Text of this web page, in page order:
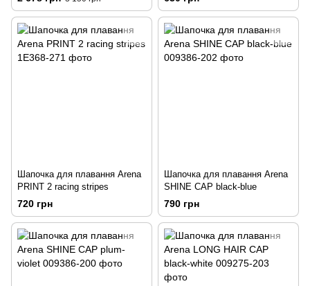
Шапочка для плавання Arena
PRINT 2 racing stripes
720 грн
Шапочка для плавання Arena
SHINE CAP black-blue
790 грн